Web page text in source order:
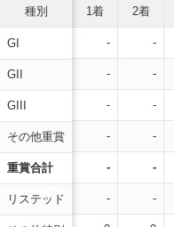
種別
GI
GII
GIII
その他重賞
重賞合計
リステッド
1着 2着
- -
- -
- -
- -
- -
- -